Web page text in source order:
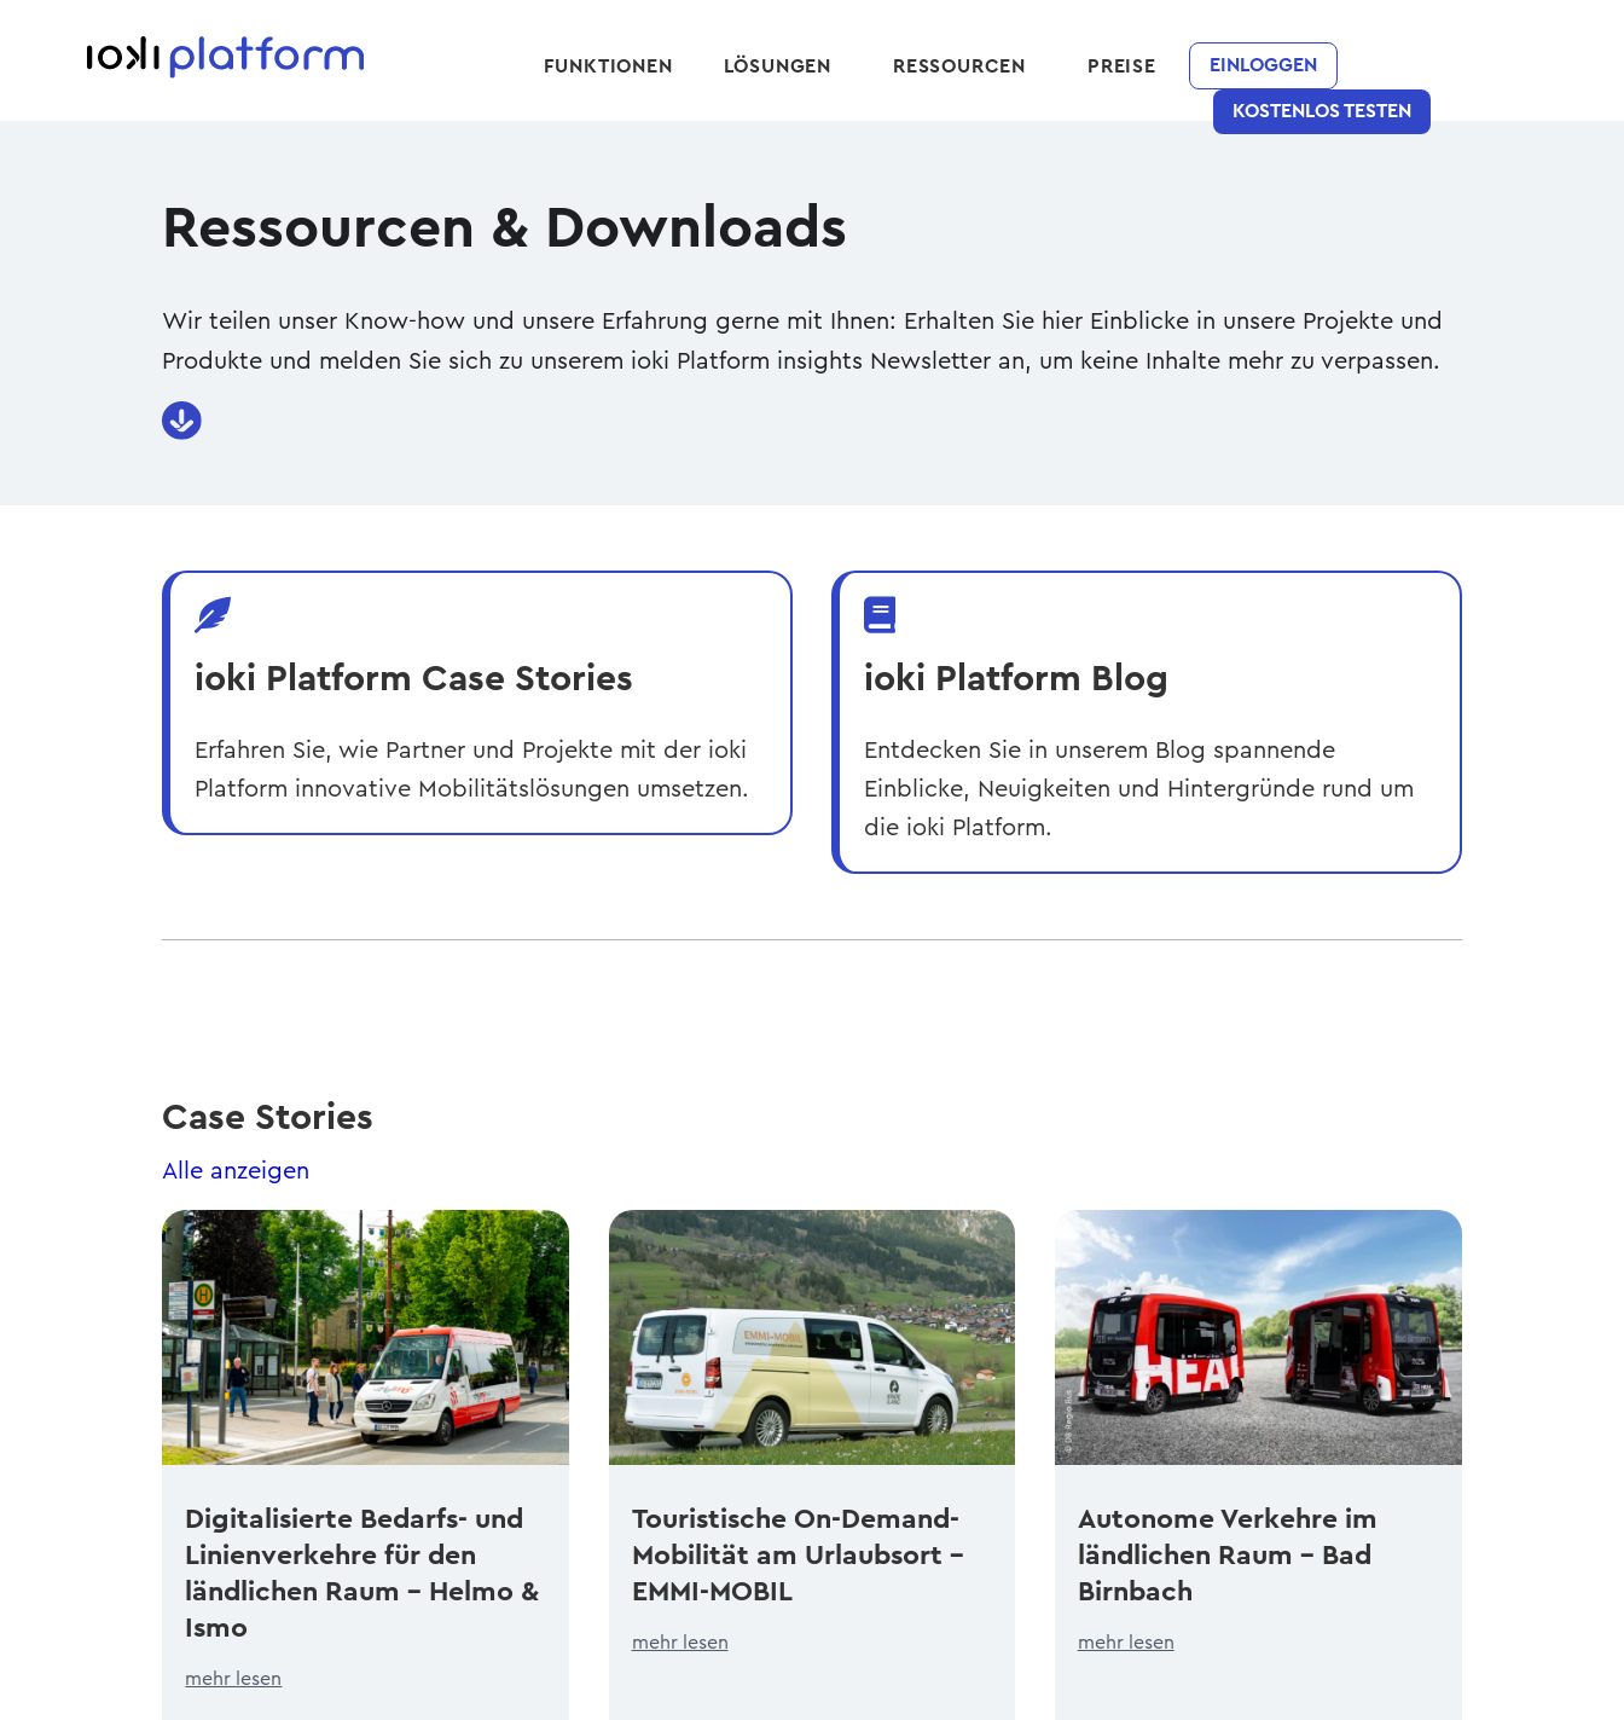
FUNKTIONEN LÖSUNGEN RESSOURCEN PREISE EINLOGGEN
KOSTENLOS TESTEN
Ressourcen & Downloads
Wir teilen unser Know-how und unsere Erfahrung gerne mit Ihnen: Erhalten Sie hier Einblicke in unsere Projekte und
Produkte und melden Sie sich zu unserem ioki Platform insights Newsletter an, um keine Inhalte mehr zu verpassen.

ioki Platform Case Stories
Erfahren Sie, wie Partner und Projekte mit der ioki
Platform innovative Mobilitätslösungen umsetzen.

ioki Platform Blog
Entdecken Sie in unserem Blog spannende
Einblicke, Neuigkeiten und Hintergründe rund um
die ioki Platform.
Case Stories
Alle anzeigen
Digitalisierte Bedarfs- und
Linienverkehre für den
ländlichen Raum – Helmo &
Ismo
mehr lesen
Touristische On-Demand-
Mobilität am Urlaubsort –
EMMI-MOBIL
mehr lesen
Autonome Verkehre im
ländlichen Raum – Bad
Birnbach
mehr lesen